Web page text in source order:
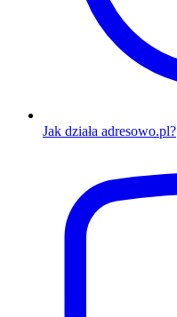
Jak działa adresowo.pl?